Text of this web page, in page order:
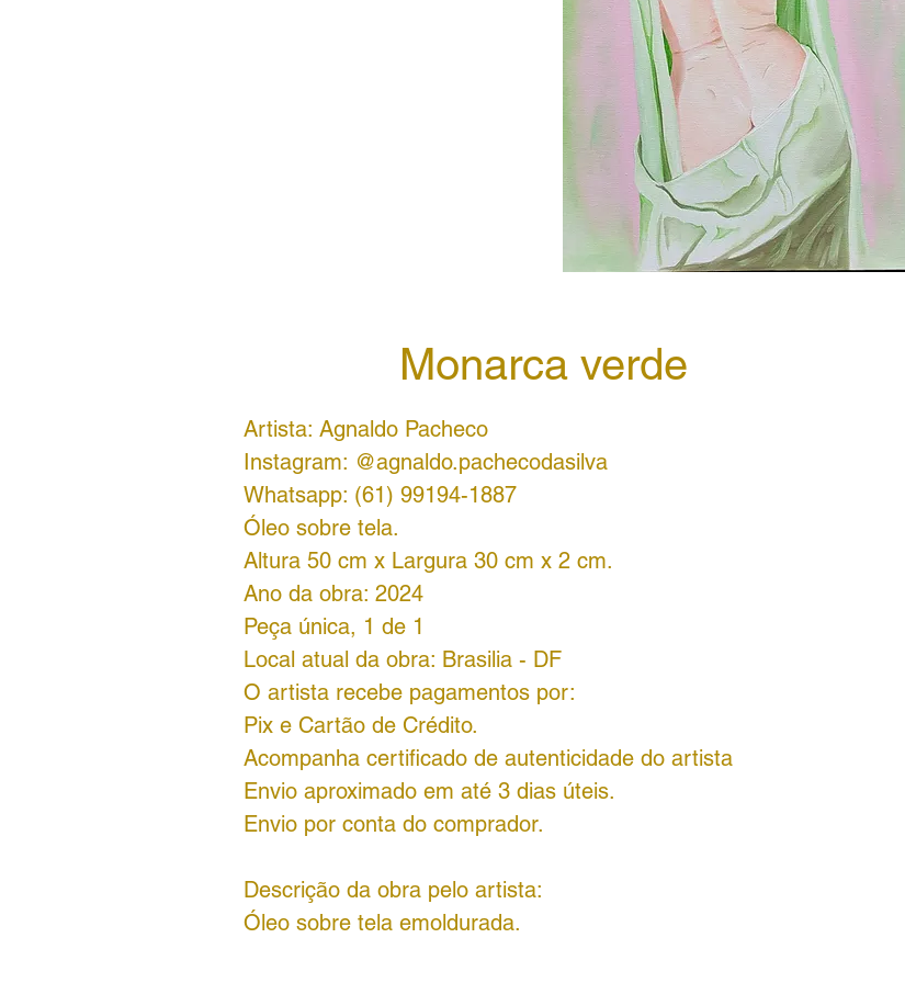
Monarca verde
Artista: Agnaldo Pacheco
Instagram: @agnaldo.pachecodasilva
Whatsapp: (61) 99194-1887
Óleo sobre tela.
Altura 50 cm x Largura 30 cm x 2 cm.
Ano da obra: 2024
Peça única, 1 de 1
Local atual da obra: Brasilia - DF
O artista recebe pagamentos por:
Pix e Cartão de Crédito.
Acompanha certificado de autenticidade do artista
Envio aproximado em até 3 dias úteis.
Envio por conta do comprador.
Descrição da obra pelo artista:
Óleo sobre tela emoldurada.